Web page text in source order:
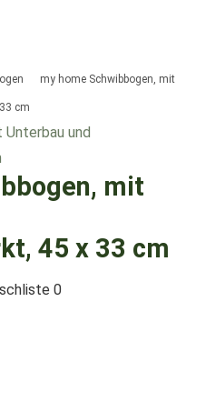
my home Schwibbogen, mit
cm
mit
45 x 33 cm
0